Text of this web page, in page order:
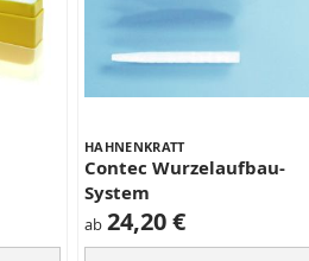
HAHNENKRATT
Contec Wurzelaufbau-
System
ab 24,20 €